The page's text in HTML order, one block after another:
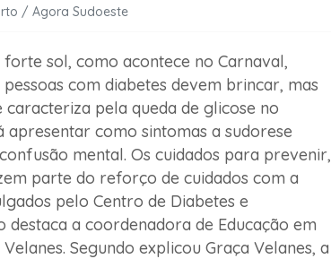
/ Agora Sudoeste
sol, como acontece no Carnaval,
com diabetes devem brincar, mas
caracteriza pela queda de glicose no
como sintomas a sudorese
mental. Os cuidados para prevenir,
parte do reforço de cuidados com a
pelo Centro de Diabetes e
a coordenadora de Educação em
Segundo explicou Graça Velanes, a